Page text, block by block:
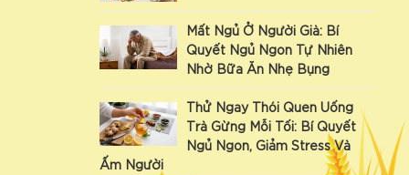
Mất Ngủ Ở Người Già: Bí
Quyết Ngủ Ngon Tự Nhiên
Nhờ Bữa Ăn Nhẹ Bụng
Thử Ngay Thói Quen Uống
Trà Gừng Mỗi Tối: Bí Quyết
Ngủ Ngon, Giảm Stress Và
Ấm Người